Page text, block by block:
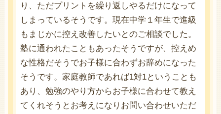
り、ただプリントを繰り返しやるだけになって
しまっているそうです。現在中学１年生で進級
もまじかに控え改善したいとのご相談でした。
塾に通われたこともあったそうですが、控えめ
な性格だそうでお子様に合わずお辞めになった
そうです。家庭教師であれば1対1ということも
あり、勉強のやり方からお子様に合わせて教え
てくれそうとお考えになりお問い合わせいただ